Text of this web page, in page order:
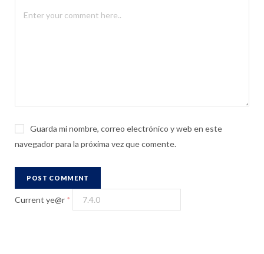
Guarda mi nombre, correo electrónico y web en este
navegador para la próxima vez que comente.
Current ye@r *